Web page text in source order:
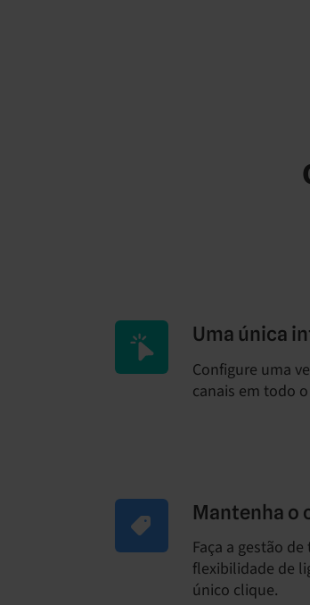
Uma única
Configure uma
canais em todo
Mantenha o
Faça a gestão
flexibilidade de
único clique.